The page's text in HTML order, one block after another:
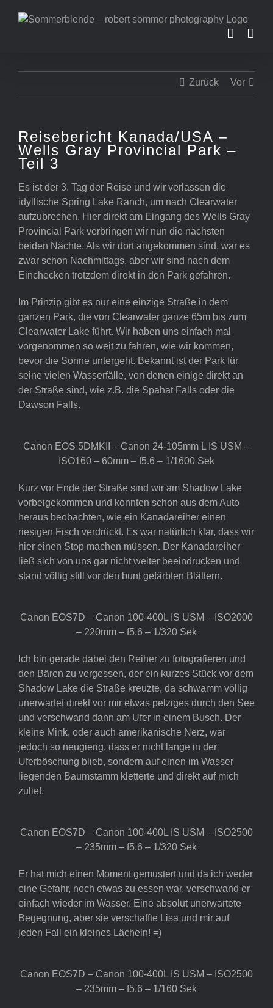
Inhalt
Zurück Vor
Reisebericht Kanada/USA –
Wells Gray Provincial Park –
Teil 3
Es ist der 3. Tag der Reise und wir verlassen die
idyllische Spring Lake Ranch, um nach Clearwater
aufzubrechen. Hier direkt am Eingang des Wells Gray
Provincial Park verbringen wir nun die nächsten
beiden Nächte. Als wir dort angekommen sind, war es
zwar schon Nachmittags, aber wir sind nach dem
Einchecken trotzdem direkt in den Park gefahren.
Im Prinzip gibt es nur eine einzige Straße in dem
ganzen Park, die von Clearwater ganze 65m bis zum
Clearwater Lake führt. Wir haben uns einfach mal
vorgenommen so weit zu fahren, wie wir kommen,
bevor die Sonne untergeht. Bekannt ist der Park für
seine vielen Wasserfälle, von denen einige direkt an
der Straße sind, wie z.B. die Spahat Falls oder die
Dawson Falls.
Canon EOS 5DMKII – Canon 24-105mm L IS USM –
ISO160 – 60mm – f5.6 – 1/1600 Sek
Kurz vor Ende der Straße sind wir am Shadow Lake
vorbeigekommen und konnten schon aus dem Auto
heraus beobachten, wie ein Kanadareiher einen
riesigen Fisch verdrückt. Es war natürlich klar, dass wir
hier einen Stop machen müssen. Der Kanadareiher
ließ sich von uns gar nicht weiter beeindrucken und
stand völlig still vor den bunt gefärbten Blättern.
Canon EOS7D – Canon 100-400L IS USM – ISO2000
– 220mm – f5.6 – 1/320 Sek
Ich bin gerade dabei den Reiher zu fotografieren und
den Bären zu vergessen, der ein kurzes Stück vor dem
Shadow Lake die Straße kreuzte, da schwamm völlig
unerwartet direkt vor mir etwas pelziges durch den See
und verschwand dann am Ufer in einem Busch. Der
kleine Mink, oder auch amerikanische Nerz, war
jedoch so neugierig, dass er nicht lange in der
Uferböschung blieb, sondern auf einen im Wasser
liegenden Baumstamm kletterte und direkt auf mich
zulief.
Canon EOS7D – Canon 100-400L IS USM – ISO2500
– 235mm – f5.6 – 1/320 Sek
Er hat mich einen Moment gemustert und da ich weder
eine Gefahr, noch etwas zu essen war, verschwand er
einfach wieder im Wasser. Eine absolut unerwartete
Begegnung, aber sie verschaffte Lisa und mir auf
jeden Fall ein kleines Lächeln! =)
Canon EOS7D – Canon 100-400L IS USM – ISO2500
– 235mm – f5.6 – 1/160 Sek